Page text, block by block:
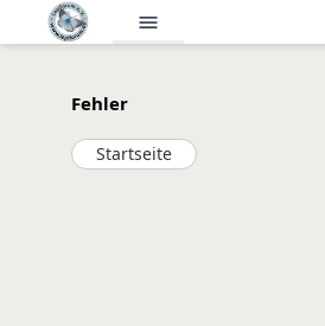
menu
Fehler
Startseite